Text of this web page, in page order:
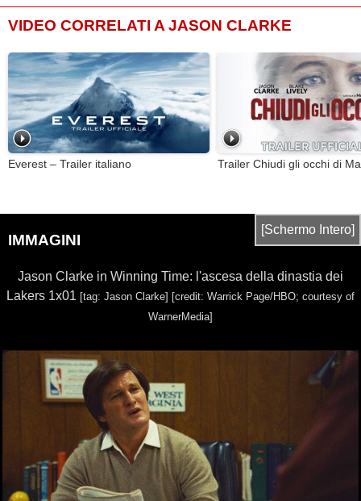
VIDEO CORRELATI A JASON CLARKE
Everest – Trailer italiano Trailer Chiudi gli occhi di
IMMAGINI
[Schermo Intero]
Jason Clarke in Winning Time: l'ascesa della dinastia dei
Lakers 1x01 [tag: Jason Clarke] [credit: Warrick Page/HBO; courtesy of
WarnerMedia]